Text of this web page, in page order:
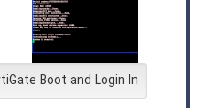
Boot and Login In